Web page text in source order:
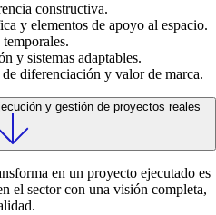
constructiva.
y elementos de apoyo al espacio.
y sistemas adaptables.
diferenciación y valor de marca.
y gestión de proyectos reales
en un proyecto ejecutado es
el sector con una visión completa,